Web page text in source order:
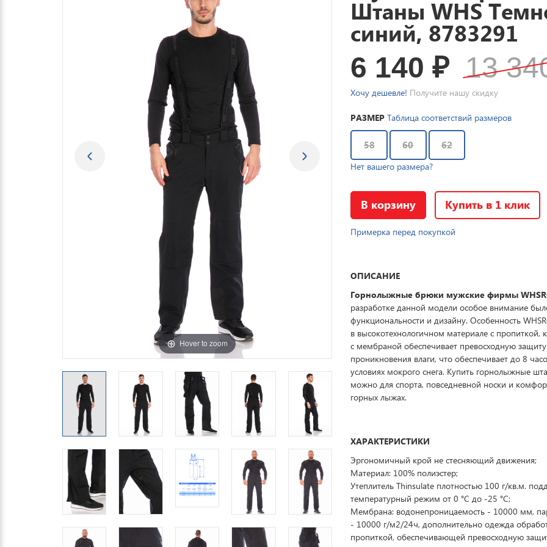
Hover to zoom
Штаны WHS
синий, 8783291
6 140₽ 13
Хочу дешевле! Получите нашу скидку
РАЗМЕР Таблица соответствий размеров
58 60 62
Нет вашего размера?
В корзину Купить в 1 клик
Примерка перед покупкой
ОПИСАНИЕ
Горнолыжные брюки мужские фирмы
разработке данной модели особое внимание
функциональности и дизайну. Особенность
в высокотехнологичном материале с пропиткой,
с мембраной обеспечивает превосходную
проникновения влаги, что обеспечивает до 8
условиях мокрого снега. Купить горнолыжные
можно для спорта, повседневной носки и
горных лыжах.
ХАРАКТЕРИСТИКИ
Эргономичный крой не стесняющий движения;
Материал: 100% полиэстер;
Утеплитель Thinsulate плотностью 100 г/кв.м.
температурный режим от 0 °C до -25 °C;
Мембрана: водонепроницаемость - 10000 мм,
- 10000 г/м2/24ч, дополнительно одежда
пропиткой, обеспечивающей превосходную